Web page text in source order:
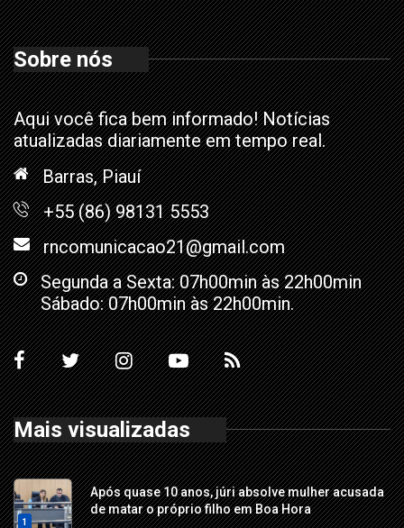
Sobre nós
Aqui você fica bem informado! Notícias
atualizadas diariamente em tempo real.
Barras, Piauí
+55 (86) 98131 5553
rncomunicacao21@gmail.com
Segunda a Sexta: 07h00min às 22h00min
Sábado: 07h00min às 22h00min.
Mais visualizadas
1
Após quase 10 anos, júri absolve mulher acusada
de matar o próprio filho em Boa Hora